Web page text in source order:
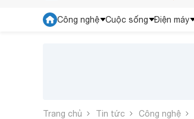
Công nghệ Cuộc sống Điện máy
Trang chủ Tin tức Công nghệ